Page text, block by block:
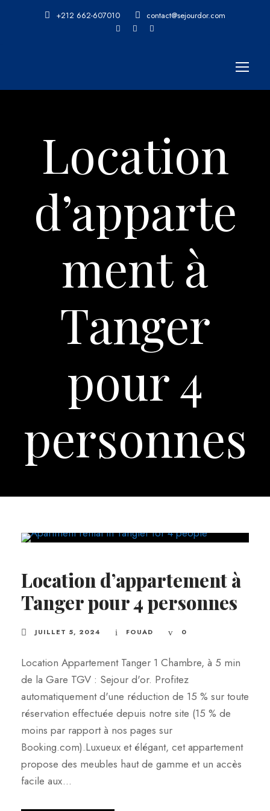
+212 662-607010 contact@sejourdor.com
Location
d’apparte
ment à
Tanger
pour 4
personnes
Location d’appartement à
Tanger pour 4 personnes
JUILLET 5, 2024 FOUAD 0
Location Appartement Tanger 1 Chambre, à 5 min
de la Gare TGV : Sejour d'or. Profitez
automatiquement d'une réduction de 15 % sur toute
réservation effectuée depuis notre site (15 % de
moins par rapport à nos pages sur
Booking.com).Luxueux et élégant, cet appartement
propose des meubles haut de gamme et un accès
facile aux...